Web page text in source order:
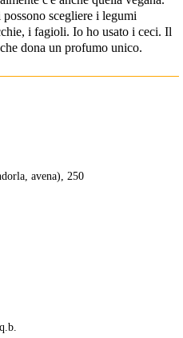
possono scegliere i legumi
i fagioli. Io ho usato i ceci. Il
dona un profumo unico.
avena), 250